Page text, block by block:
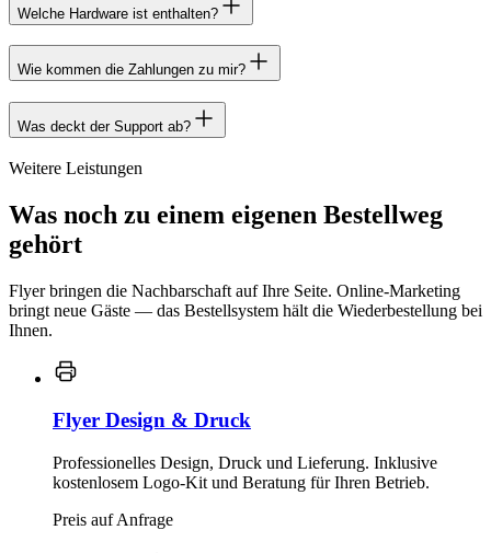
Welche Hardware ist enthalten?
Wie kommen die Zahlungen zu mir?
Was deckt der Support ab?
Weitere Leistungen
Was noch zu einem eigenen Bestellweg
gehört
Flyer bringen die Nachbarschaft auf Ihre Seite. Online-Marketing
bringt neue Gäste — das Bestellsystem hält die Wiederbestellung bei
Ihnen.
Flyer Design & Druck
Professionelles Design, Druck und Lieferung. Inklusive
kostenlosem Logo-Kit und Beratung für Ihren Betrieb.
Preis auf Anfrage